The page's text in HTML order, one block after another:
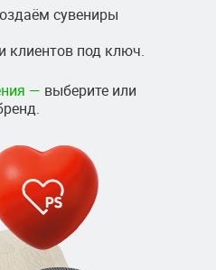
сувениры
клиентов под ключ.
— выберите или